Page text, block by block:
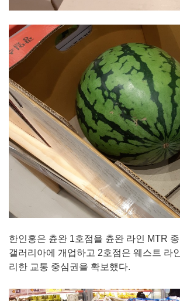
한인홍은 츈완 1호점을 츈완 라인 MTR
갤러리아에 개업하고 2호점은 웨스트 라
리한 교통 중심권을 확보했다.